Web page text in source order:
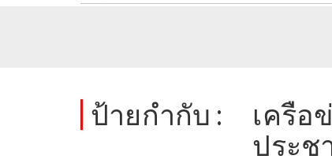
ป้ายกำกับ :
เครือ
ประช